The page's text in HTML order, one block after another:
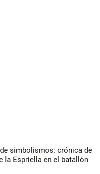
simbolismos: crónica de
la Espriella en el batallón